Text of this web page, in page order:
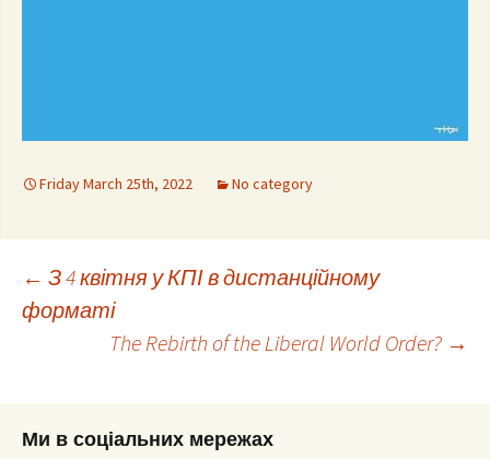
Friday March 25th, 2022 No category
Post
navigation
← З 4 квітня у КПІ в дистанційному
форматі
The Rebirth of the Liberal World Order? →
Ми в соціальних мережах